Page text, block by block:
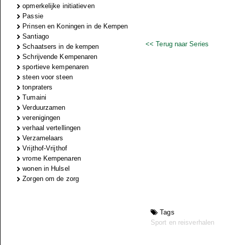
opmerkelijke initiatieven
Passie
Prinsen en Koningen in de Kempen
Santiago
Schaatsers in de kempen
Schrijvende Kempenaren
sportieve kempenaren
steen voor steen
tonpraters
Tumaini
Verduurzamen
verenigingen
verhaal vertellingen
Verzamelaars
Vrijthof-Vrijthof
vrome Kempenaren
wonen in Hulsel
Zorgen om de zorg
<< Terug naar Series
Tags
Sport en reisverhalen